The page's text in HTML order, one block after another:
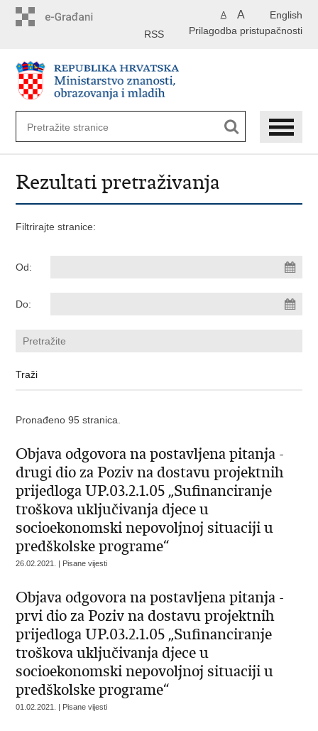
English
A A
Prilagodba pristupačnosti
RSS
Rezultati pretraživanja
Filtrirajte stranice:
Od:
Do:
Pronađeno 95 stranica.
Objava odgovora na postavljena pitanja -
drugi dio za Poziv na dostavu projektnih
prijedloga UP.03.2.1.05 „Sufinanciranje
troškova uključivanja djece u
socioekonomski nepovoljnoj situaciji u
predškolske programe“
26.02.2021. | Pisane vijesti
Objava odgovora na postavljena pitanja -
prvi dio za Poziv na dostavu projektnih
prijedloga UP.03.2.1.05 „Sufinanciranje
troškova uključivanja djece u
socioekonomski nepovoljnoj situaciji u
predškolske programe“
01.02.2021. | Pisane vijesti